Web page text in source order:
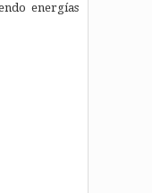
energías